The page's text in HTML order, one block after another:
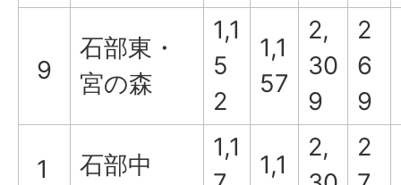
9
石部東・
宮の森
1,1
5
2
1,1
57
2,
30
9
2
6
9
1
石部中
1,1
1,1
2,
2